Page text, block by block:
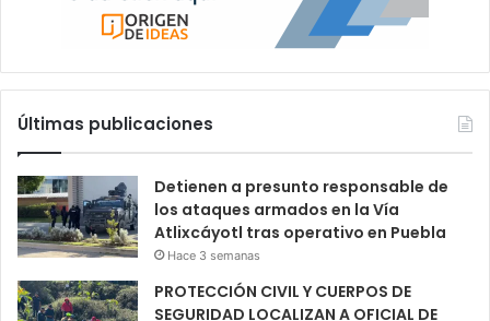
Últimas publicaciones
Detienen a presunto responsable de
los ataques armados en la Vía
Atlixcáyotl tras operativo en Puebla
Hace 3 semanas
PROTECCIÓN CIVIL Y CUERPOS DE
SEGURIDAD LOCALIZAN A OFICIAL DE